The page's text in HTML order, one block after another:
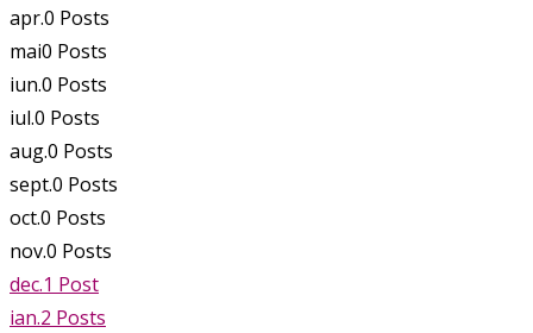
apr.0 Posts
mai0 Posts
iun.0 Posts
iul.0 Posts
aug.0 Posts
sept.0 Posts
oct.0 Posts
nov.0 Posts
dec.1 Post
ian.2 Posts